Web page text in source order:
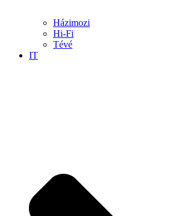
Házimozi
Hi-Fi
Tévé
IT